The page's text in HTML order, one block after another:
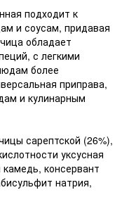
подходит к
и соусам, придавая
обладает
с легкими
более
приправа,
и кулинарным
сарептской (26%),
уксусная
консервант
натрия,